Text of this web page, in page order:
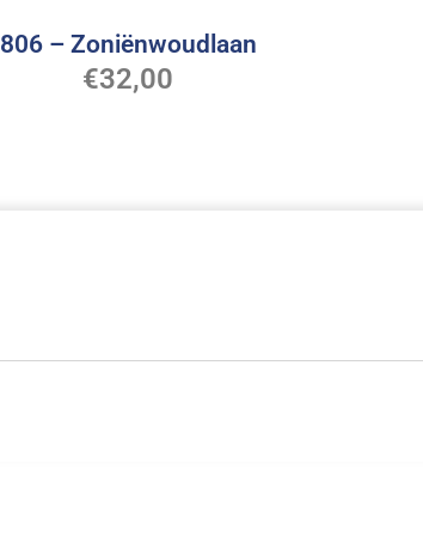
806 – Zoniënwoudlaan
€32,00